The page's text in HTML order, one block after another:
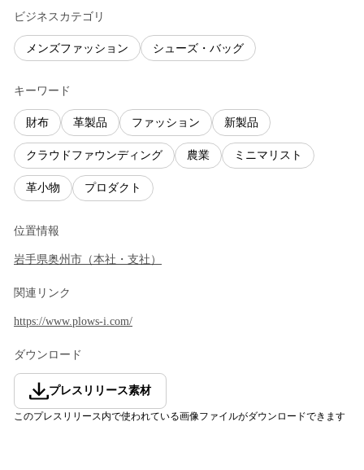
ビジネスカテゴリ
メンズファッション シューズ・バッグ
キーワード
財布 革製品 ファッション 新製品
クラウドファウンディング 農業 ミニマリスト
革小物 プロダクト
位置情報
岩手県奥州市 （本社・支社 ）
関連リンク
https://www.plows-i.com/
ダウンロード
プレスリリース素材
このプレスリリース内で使われている画像ファイルがダウンロードできます